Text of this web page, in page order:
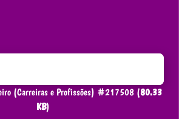
(Carreiras e Profissões) #217508 (80.33
KB)